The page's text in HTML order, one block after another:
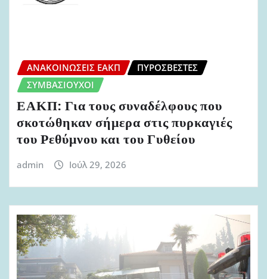
ΑΝΑΚΟΙΝΏΣΕΙΣ ΕΑΚΠ
ΠΥΡΟΣΒΈΣΤΕΣ
ΣΥΜΒΑΣΙΟΎΧΟΙ
ΕΑΚΠ: Για τους συναδέλφους που
σκοτώθηκαν σήμερα στις πυρκαγιές
του Ρεθύμνου και του Γυθείου
admin Ιούλ 29, 2026